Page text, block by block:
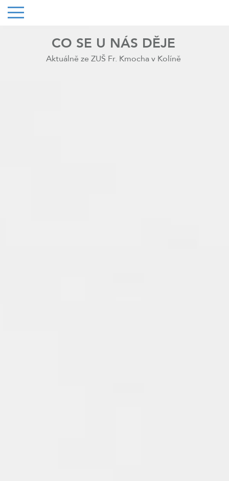
CO SE U NÁS DĚJE
Aktuálně ze ZUŠ Fr. Kmocha v Kolíně